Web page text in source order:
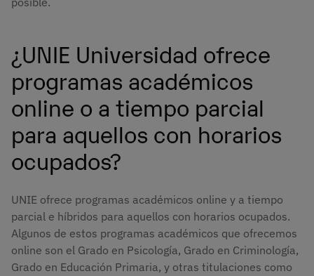
¿UNIE Universidad ofrece
programas académicos
online o a tiempo parcial
para aquellos con horarios
ocupados?
UNIE ofrece programas académicos online y a tiempo
parcial e híbridos para aquellos con horarios ocupados.
Algunos de estos programas académicos que ofrecemos
online son el Grado en Psicología, Grado en Criminología,
Grado en Educación Primaria, y otras titulaciones como